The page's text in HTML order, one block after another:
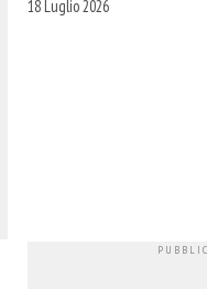
18 Luglio 2026